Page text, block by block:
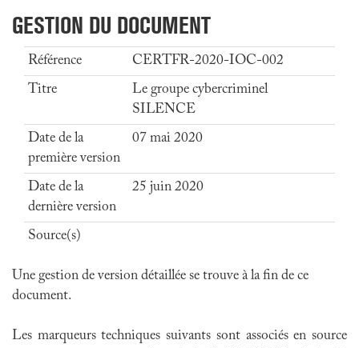
GESTION DU DOCUMENT
Référence
CERTFR-2020-IOC-002
Titre
Le groupe cybercriminel
SILENCE
Date de la
première version
07 mai 2020
Date de la
dernière version
25 juin 2020
Source(s)
Une gestion de version détaillée se trouve à la fin de ce
document.
Les marqueurs techniques suivants sont associés en source